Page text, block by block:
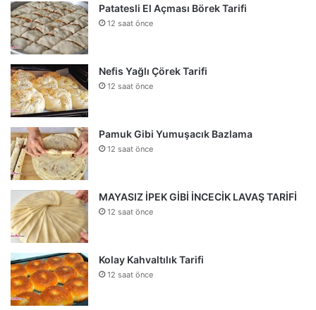
Patatesli El Açması Börek Tarifi
12 saat önce
Nefis Yağlı Çörek Tarifi
12 saat önce
Pamuk Gibi Yumuşacık Bazlama
12 saat önce
MAYASIZ İPEK GİBİ İNCECİK LAVAŞ TARİFİ
12 saat önce
Kolay Kahvaltılık Tarifi
12 saat önce